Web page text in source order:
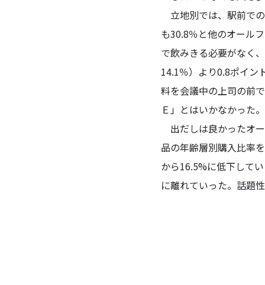
立地別では、駅前で
も30.8％と他のオール
で飲みきる必要がなく
14.1％）より0.8ポイン
料を会議中の上司の前
Ｅ」とはいかなかった。
出だしは良かったオ
品の年齢層別購入比率
から16.5%に低下して
に離れていった。話題